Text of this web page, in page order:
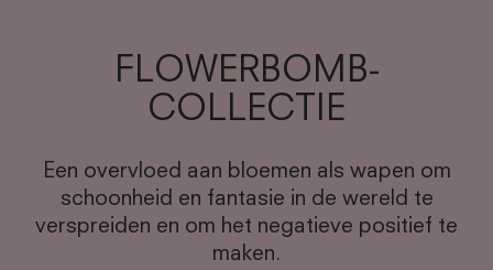
FLOWERBOMB-
COLLECTIE
Een overvloed aan bloemen als wapen om
schoonheid en fantasie in de wereld te
verspreiden en om het negatieve positief te
maken.